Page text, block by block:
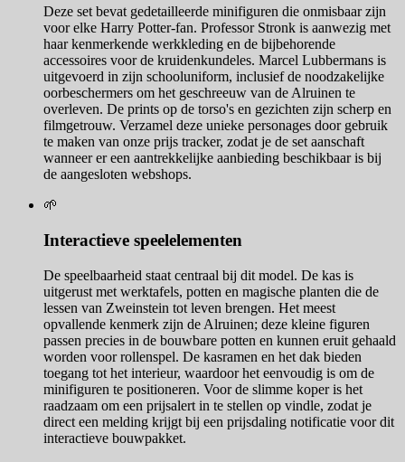
Deze set bevat gedetailleerde minifiguren die onmisbaar zijn
voor elke Harry Potter-fan. Professor Stronk is aanwezig met
haar kenmerkende werkkleding en de bijbehorende
accessoires voor de kruidenkundeles. Marcel Lubbermans is
uitgevoerd in zijn schooluniform, inclusief de noodzakelijke
oorbeschermers om het geschreeuw van de Alruinen te
overleven. De prints op de torso's en gezichten zijn scherp en
filmgetrouw. Verzamel deze unieke personages door gebruik
te maken van onze prijs tracker, zodat je de set aanschaft
wanneer er een aantrekkelijke aanbieding beschikbaar is bij
de aangesloten webshops.
🌱
Interactieve speelelementen
De speelbaarheid staat centraal bij dit model. De kas is
uitgerust met werktafels, potten en magische planten die de
lessen van Zweinstein tot leven brengen. Het meest
opvallende kenmerk zijn de Alruinen; deze kleine figuren
passen precies in de bouwbare potten en kunnen eruit gehaald
worden voor rollenspel. De kasramen en het dak bieden
toegang tot het interieur, waardoor het eenvoudig is om de
minifiguren te positioneren. Voor de slimme koper is het
raadzaam om een prijsalert in te stellen op vindle, zodat je
direct een melding krijgt bij een prijsdaling notificatie voor dit
interactieve bouwpakket.